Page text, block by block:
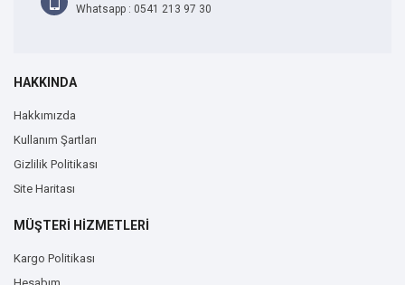
Whatsapp : 0541 213 97 30
HAKKINDA
Hakkımızda
Kullanım Şartları
Gizlilik Politikası
Site Haritası
MÜŞTERİ HİZMETLERİ
Kargo Politikası